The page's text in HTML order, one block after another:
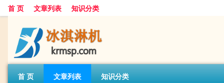
首 页 文章列表 知识分类
首 页 文章列表 知识分类